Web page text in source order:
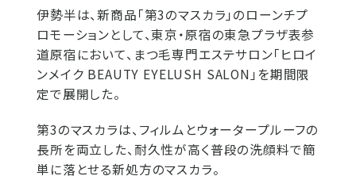
伊勢半は、新商品「第3のマスカラ」のローンチプ
ロモーションとして、東京・原宿の東急プラザ表参
道原宿において、まつ毛専門エステサロン「ヒロイ
ンメイク BEAUTY EYELUSH SALON」を期間限
定で展開した。
第3のマスカラは、フィルムとウォータープルーフの
長所を両立した、耐久性が高く普段の洗顔料で簡
単に落とせる新処方のマスカラ。